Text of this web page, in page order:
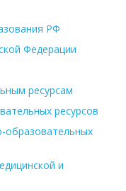
РФ
Федерации
ресурсам
ресурсов
и